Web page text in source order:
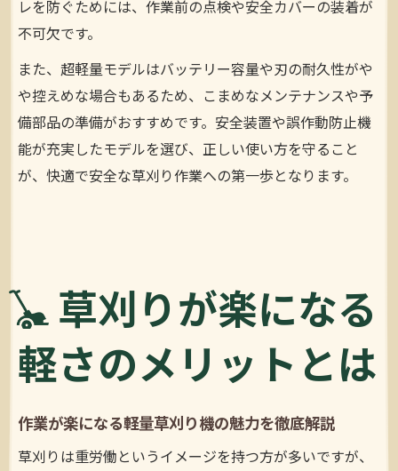
レを防ぐためには、作業前の点検や安全カバーの装着が
不可欠です。
また、超軽量モデルはバッテリー容量や刃の耐久性がや
や控えめな場合もあるため、こまめなメンテナンスや予
備部品の準備がおすすめです。安全装置や誤作動防止機
能が充実したモデルを選び、正しい使い方を守ること
が、快適で安全な草刈り作業への第一歩となります。
草刈りが楽になる
軽さのメリットとは
作業が楽になる軽量草刈り機の魅力を徹底解説
草刈りは重労働というイメージを持つ方が多いですが、